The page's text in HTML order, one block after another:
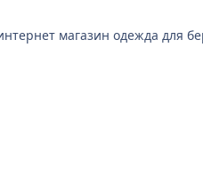
магазин одежда для